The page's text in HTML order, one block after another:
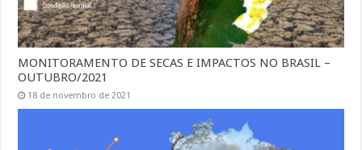
MONITORAMENTO DE SECAS E IMPACTOS NO BRASIL –
OUTUBRO/2021
18 de novembro de 2021